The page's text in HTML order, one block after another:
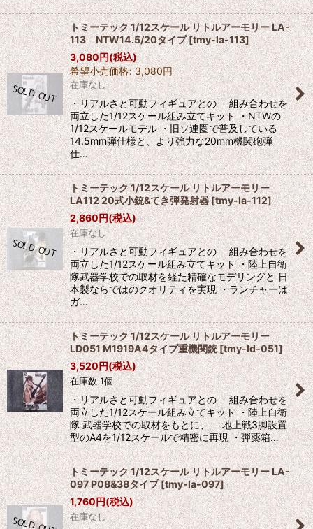
トミーテック 1/12スケール リトルアーモリー LA-
113 NTW14.5/20タイプ[tmy-la-113]
3,080円(税込)
希望小売価格: 3,080円
在庫なし
・リアルさと可動フィギュアとの 組み合わせを
両立した1/12スケール組み立てキット ・NTWの
1/12スケールモデル ・旧ソ連圏で普及している
14.5mm弾仕様と、より強力な20mm機関砲弾
仕…
トミーテック 1/12スケール リトルアーモリー
LA112 20式小銃&てき弾発射器[tmy-la-112]
2,860円(税込)
在庫なし
・リアルさと可動フィギュアとの 組み合わせを
両立した1/12スケール組み立てキット ・陸上自衛
隊武器学校での取材を経た精確なモデリングと 日
本製ならではのクオリティを実現 ・ランチャーは
ガ…
トミーテック 1/12スケール リトルアーモリー
LD051 M1919A4タイプ重機関銃[tmy-ld-051]
3,520円(税込)
在庫数 1個
・リアルさと可動フィギュアとの 組み合わせを
両立した1/12スケール組み立てキット ・陸上自衛
隊 武器学校での取材をもとに、 地上戦3脚設置
型のA4を1/12スケールで精密に再現 ・弾薬箱…
トミーテック 1/12スケール リトルアーモリー LA-
097 P08&38タイプ[tmy-la-097]
1,760円(税込)
在庫なし